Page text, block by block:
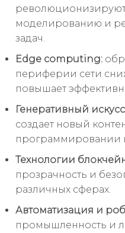
моделированию и
задач.
Edge computing:
периферии сети
повышает
Генеративный
создает новый
программировании
Технологии
прозрачность и
различных сферах.
Автоматизация и
промышленность и